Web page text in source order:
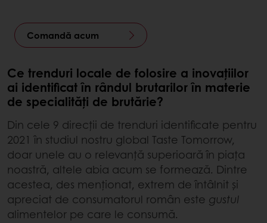
Comandă acum
Ce trenduri locale de folosire a inovațiilor
ai identificat în rândul brutarilor în materie
de specialități de brutărie?
Din cele 9 direcții de trenduri identificate pentru
2021 în studiul nostru global Taste Tomorrow,
doar unele au o relevanță superioară în piața
noastră, altele abia acum se formează. Dintre
acestea, des menționat, extrem de întâlnit și
apreciat de consumatorul român este gustul
alimentelor pe care le consumă.